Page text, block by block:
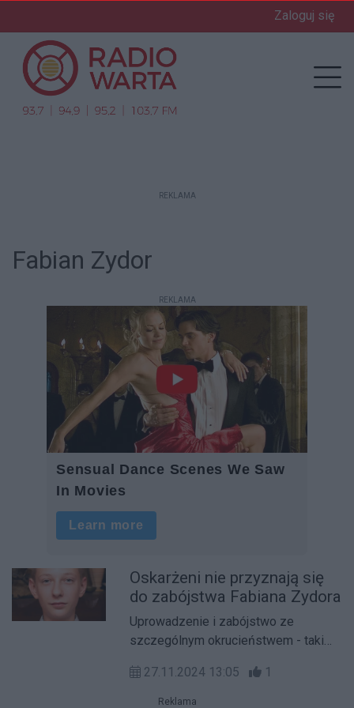
Zaloguj się
REKLAMA
Fabian Zydor
REKLAMA
Oskarżeni nie przyznają się
do zabójstwa Fabiana Zydora
Uprowadzenie i zabójstwo ze
szczególnym okrucieństwem - taki
powiatu wrzesińskiego.
27.11.2024 13:05 1
Reklama